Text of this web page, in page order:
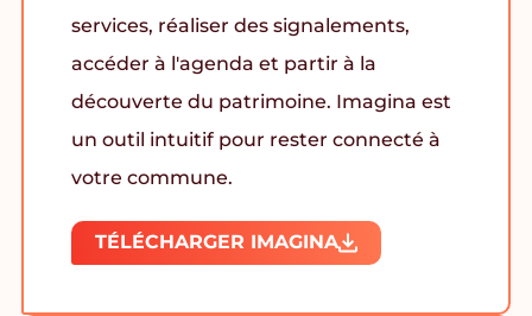
services, réaliser des signalements,
accéder à l'agenda et partir à la
découverte du patrimoine. Imagina est
un outil intuitif pour rester connecté à
votre commune.
TÉLÉCHARGER IMAGINA